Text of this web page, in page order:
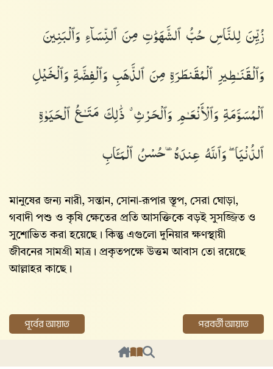
زُيِّنَ لِلنَّاسِ حُبُّ ٱلشَّهَوَٰتِ مِنَ ٱلنِّسَآءِ وَٱلْبَنِينَ
وَٱلْقَنَـٰطِيرِ ٱلْمُقَنطَرَةِ مِنَ ٱلذَّهَبِ وَٱلْفِضَّةِ وَٱلْخَيْلِ
ٱلْمُسَوَّمَةِ وَٱلْأَنْعَـٰمِ وَٱلْحَرْثِ ۗ ذَٰلِكَ مَتَـٰعُ ٱلْحَيَوٰةِ
ٱلدُّنْيَا ۖ وَٱللَّهُ عِندَهُۥ حُسْنُ ٱلْمَـَٔابِ
মানুষের জন্য নারী, সন্তান, সোনা-রূপার স্তূপ, সেরা ঘোড়া,
গবাদী পশু ও কৃষি ক্ষেতের প্রতি আসক্তিকে বড়ই সুসজ্জিত ও
সুশোভিত করা হয়েছে। কিন্তু এগুলো দুনিয়ার ক্ষণস্থায়ী
জীবনের সামগ্রী মাত্র। প্রকৃতপক্ষে উত্তম আবাস তো রয়েছে
আল্লাহ‌র কাছে।
পূর্বের আয়াত পরবর্তী আয়াত